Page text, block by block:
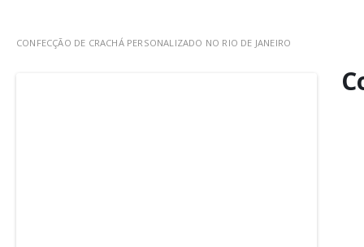
CONFECÇÃO DE CRACHÁ PERSONALIZADO NO RIO DE JANEIRO